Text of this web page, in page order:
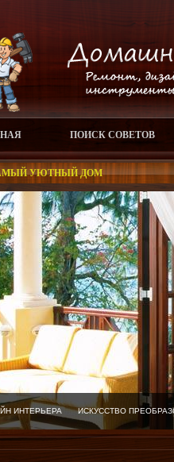
ПОИСК СОВЕТОВ
УЮТНЫЙ ДОМ
ИНТЕРЬЕРА ИСКУССТВО